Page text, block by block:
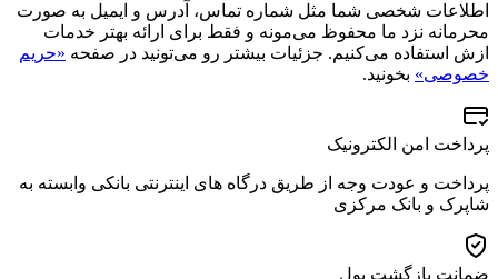
اطلاعات شخصی شما مثل شماره تماس، آدرس و ایمیل به صورت
محرمانه نزد ما محفوظ می‌مونه و فقط برای ارائه بهتر خدمات
ازش استفاده می‌کنیم. جزئیات بیشتر رو می‌تونید در صفحه «حریم
خصوصی» بخونید.
پرداخت امن الکترونیک
پرداخت و عودت وجه از طریق درگاه های اینترنتی بانکی وابسته به
شاپرک و بانک مرکزی
ضمانت بازگشت پول